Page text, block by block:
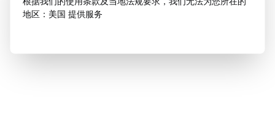
地区：美国 提供服务